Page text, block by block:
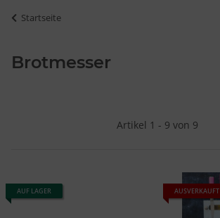
Startseite
Brotmesser
Artikel 1 - 9 von 9
AUF LAGER AUSVERKAUFT